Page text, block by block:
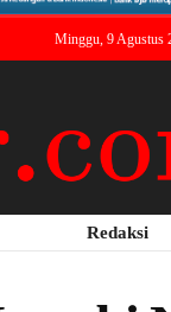
Minggu, 9 Agustus
Redaksi